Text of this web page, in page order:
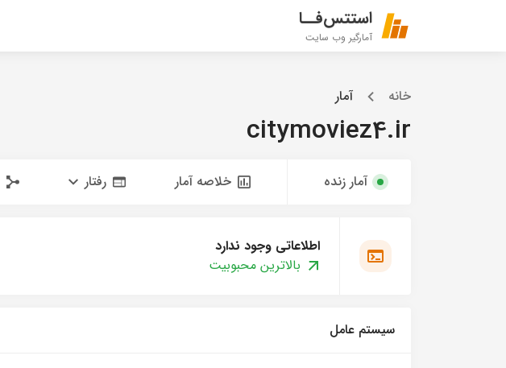
استتس‌فــا
آمارگیر وب سایت
خانه آمار
citymoviez4.ir
آمار زنده خلاصه آمار رفتار
اطلاعاتی وجود ندارد
بالاترین محبوبیت
سیستم عامل